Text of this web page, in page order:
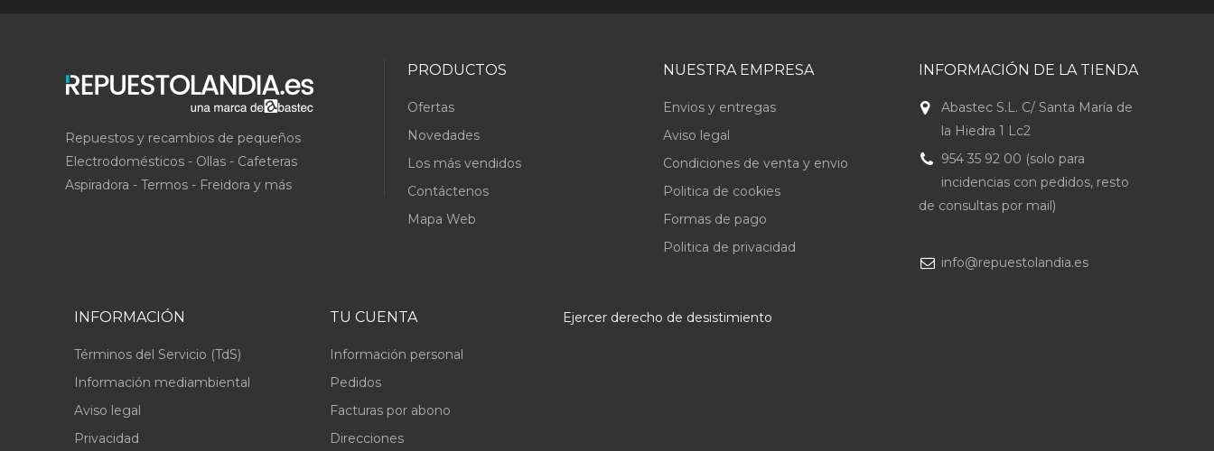
Repuestos y recambios de pequeños
Electrodomésticos - Ollas - Cafeteras
Aspiradora - Termos - Freidora y más
PRODUCTOS
Ofertas
Novedades
Los más vendidos
Contáctenos
Mapa Web
NUESTRA EMPRESA
Envios y entregas
Aviso legal
Condiciones de venta y envio
Politica de cookies
Formas de pago
Politica de privacidad
INFORMACIÓN DE LA TIENDA
Abastec S.L. C/ Santa María de
la Hiedra 1 Lc2
954 35 92 00 (solo para
incidencias con pedidos, resto
de consultas por mail)
info@repuestolandia.es
INFORMACIÓN
Términos del Servicio (TdS)
Información mediambiental
Aviso legal
Privacidad
TU CUENTA
Información personal
Pedidos
Facturas por abono
Direcciones
Ejercer derecho de desistimiento